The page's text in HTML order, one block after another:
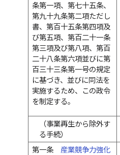
条第一項、第七十五条、
第九十九条第二項ただし
書、第百十五条第四項及
び第五項、第百二十一条
第三項及び第八項、第百
二十八条第六項並びに第
百三十三条第一号の規定
に基づき、並びに同法を
実施するため、この政令
を制定する。
（事業再生から除外す
る手続）
第一条
産業競争力強化